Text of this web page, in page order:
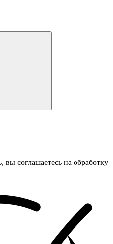
соглашаетесь на обработку